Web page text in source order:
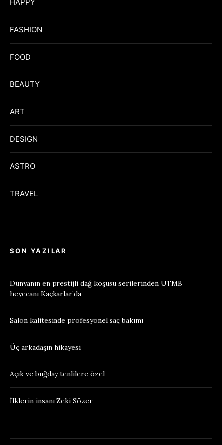
HAPPY
FASHION
FOOD
BEAUTY
ART
DESIGN
ASTRO
TRAVEL
SON YAZILAR
Dünyanın en prestijli dağ koşusu serilerinden UTMB
heyecanı Kaçkarlar’da
Salon kalitesinde profesyonel saç bakımı
Üç arkadaşın hikayesi
Açık ve buğday tenlilere özel
İlklerin insanı Zeki Sözer